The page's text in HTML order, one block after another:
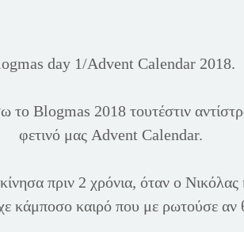
day 1/Advent Calendar 2018.
Blogmas 2018 τουτέστιν
φετινό μας Advent Calendar.
πριν 2 χρόνια, όταν ο
κάμποσο καιρό που με ρωτούσε αν